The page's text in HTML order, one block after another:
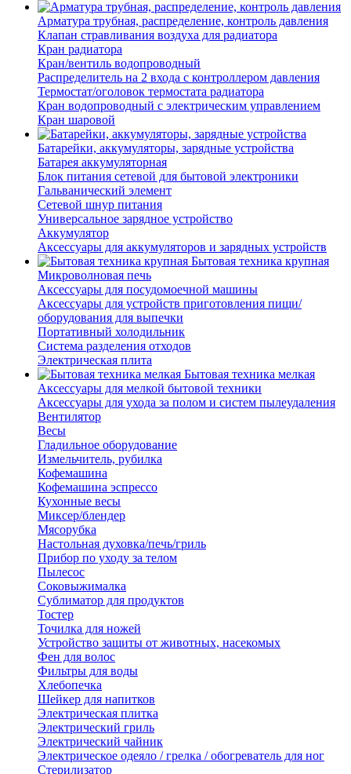
Арматура трубная, распределение, контроль давления
Клапан стравливания воздуха для радиатора
Кран радиатора
Кран/вентиль водопроводный
Распределитель на 2 входа с контроллером давления
Термостат/оголовок термостата радиатора
Кран водопроводный с электрическим управлением
Кран шаровой
Батарейки, аккумуляторы, зарядные устройства
Батарея аккумуляторная
Блок питания сетевой для бытовой электроники
Гальванический элемент
Сетевой шнур питания
Универсальное зарядное устройство
Аккумулятор
Аксессуары для аккумуляторов и зарядных устройств
Бытовая техника крупная
Микроволновая печь
Аксессуары для посудомоечной машины
Аксессуары для устройств приготовления пищи/
оборудования для выпечки
Портативный холодильник
Система разделения отходов
Электрическая плита
Бытовая техника мелкая
Аксессуары для мелкой бытовой техники
Аксессуары для ухода за полом и систем пылеудаления
Вентилятор
Весы
Гладильное оборудование
Измельчитель, рубилка
Кофемашина
Кофемашина эспрессо
Кухонные весы
Миксер/блендер
Мясорубка
Настольная духовка/печь/гриль
Прибор по уходу за телом
Пылесос
Соковыжималка
Сублиматор для продуктов
Тостер
Точилка для ножей
Устройство защиты от животных, насекомых
Фен для волос
Фильтры для воды
Хлебопечка
Шейкер для напитков
Электрическая плитка
Электрический гриль
Электрический чайник
Электрическое одеяло / грелка / обогреватель для ног
Стерилизатор